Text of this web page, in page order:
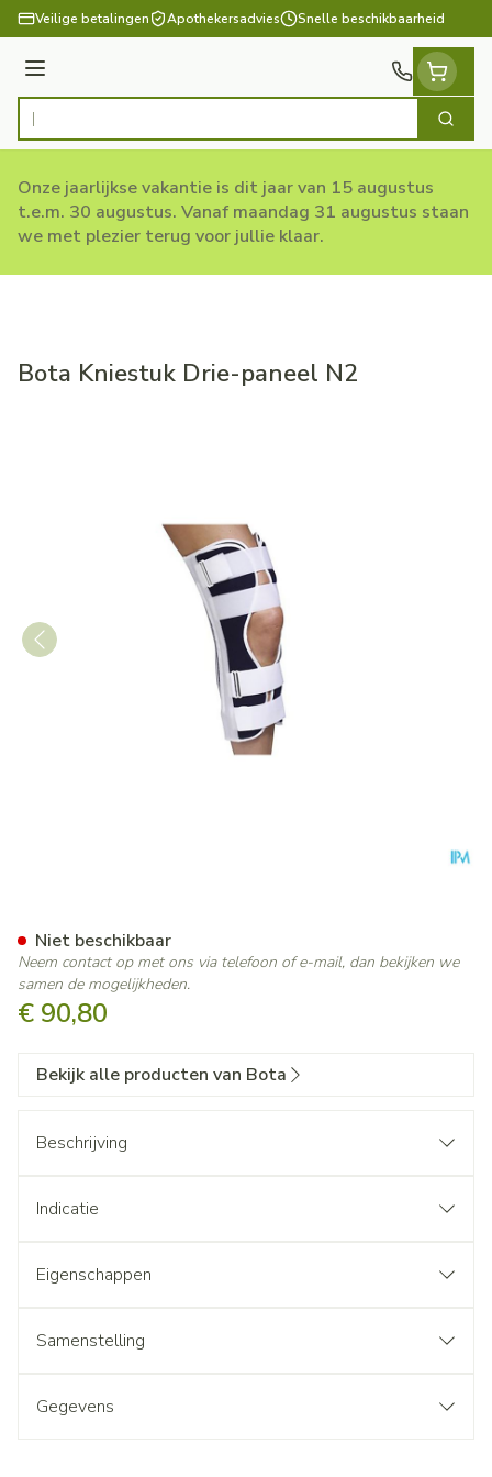
Ga naar de inhoud
Veilige betalingen Apothekersadvies Snelle beschikbaarheid
Menu
Product, merk, categorie... Zoek
Onze jaarlijkse vakantie is dit jaar van 15 augustus
t.e.m. 30 augustus. Vanaf maandag 31 augustus staan
we met plezier terug voor jullie klaar.
Bota Kniestuk Drie-paneel N2
€ 90,80
Niet beschikbaar
Neem contact op met ons via telefoon of e-mail, dan bekijken we
samen de mogelijkheden.
Bekijk alle producten van Bota
Beschrijving
Indicatie
Eigenschappen
Samenstelling
Gegevens